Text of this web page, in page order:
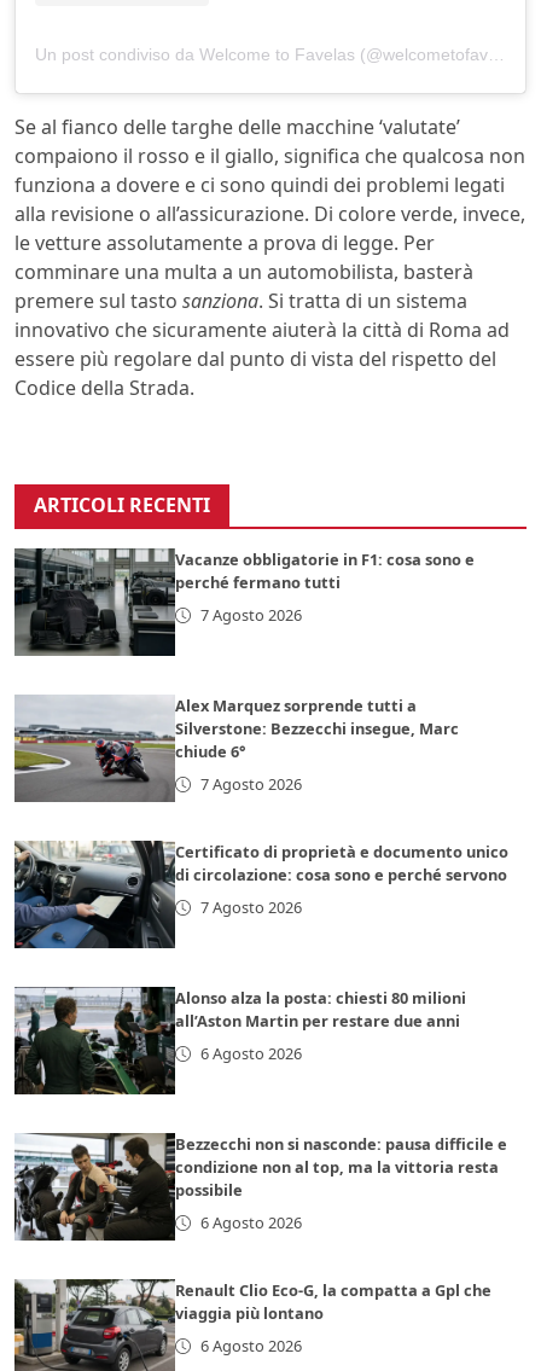
Un post condiviso da Welcome to Favelas (@welcometofavelas_4k)
Se al fianco delle targhe delle macchine ‘valutate’
compaiono il rosso e il giallo, significa che qualcosa non
funziona a dovere e ci sono quindi dei problemi legati
alla revisione o all’assicurazione. Di colore verde, invece,
le vetture assolutamente a prova di legge. Per
comminare una multa a un automobilista, basterà
premere sul tasto sanziona. Si tratta di un sistema
innovativo che sicuramente aiuterà la città di Roma ad
essere più regolare dal punto di vista del rispetto del
Codice della Strada.
ARTICOLI RECENTI
Vacanze obbligatorie in F1: cosa sono e
perché fermano tutti
7 Agosto 2026
Alex Marquez sorprende tutti a
Silverstone: Bezzecchi insegue, Marc
chiude 6°
7 Agosto 2026
Certificato di proprietà e documento unico
di circolazione: cosa sono e perché servono
7 Agosto 2026
Alonso alza la posta: chiesti 80 milioni
all’Aston Martin per restare due anni
6 Agosto 2026
Bezzecchi non si nasconde: pausa difficile e
condizione non al top, ma la vittoria resta
possibile
6 Agosto 2026
Renault Clio Eco-G, la compatta a Gpl che
viaggia più lontano
6 Agosto 2026